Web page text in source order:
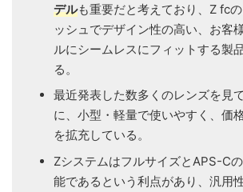
デルも重要だと考えており、Z fc
ッシュでデザイン性の高い、お客
ルにシームレスにフィットする製
る。
最近発表した数多くのレンズを見
に、小型・軽量で使いやすく、価
を拡充している。
ZシステムはフルサイズとAPS-C
能であるという利点があり、汎用